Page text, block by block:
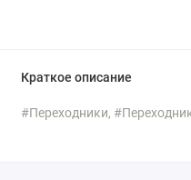
Краткое описание
#Переходники,